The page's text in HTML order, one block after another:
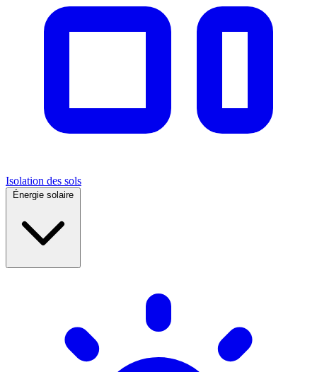
Isolation des sols